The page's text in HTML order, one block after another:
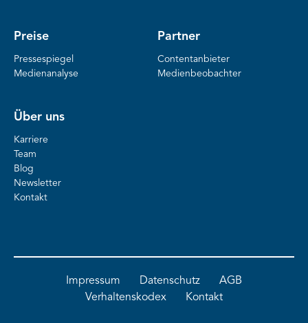
Preise
Pressespiegel
Medienanalyse
Partner
Contentanbieter
Medienbeobachter
Über uns
Karriere
Team
Blog
Newsletter
Kontakt
Impressum Datenschutz
AGB
Verhaltenskodex
Kontakt